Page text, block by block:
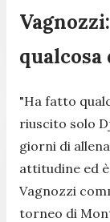
qualcosa
"Ha fatto
riuscito solo
giorni di
attitudine ed
Vagnozzi
torneo di